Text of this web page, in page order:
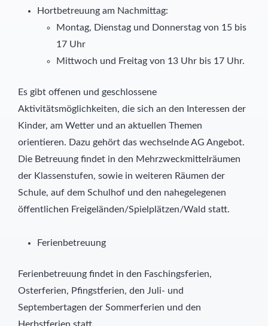
Hortbetreuung am Nachmittag:
Montag, Dienstag und Donnerstag von 15 bis
17 Uhr
Mittwoch und Freitag von 13 Uhr bis 17 Uhr.
Es gibt offenen und geschlossene
Aktivitätsmöglichkeiten, die sich an den Interessen der
Kinder, am Wetter und an aktuellen Themen
orientieren. Dazu gehört das wechselnde AG Angebot.
Die Betreuung findet in den Mehrzweckmittelräumen
der Klassenstufen, sowie in weiteren Räumen der
Schule, auf dem Schulhof und den nahegelegenen
öffentlichen Freigeländen/Spielplätzen/Wald statt.
Ferienbetreuung
Ferienbetreuung findet in den Faschingsferien,
Osterferien, Pfingstferien, den Juli- und
Septembertagen der Sommerferien und den